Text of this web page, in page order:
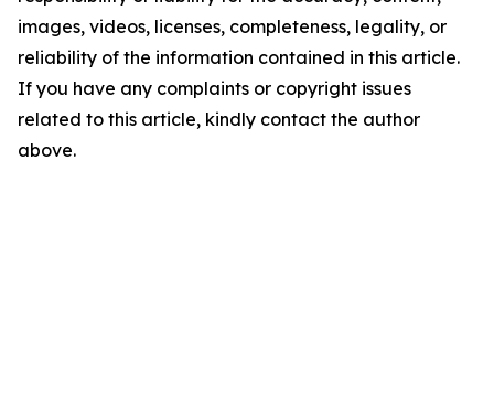
images, videos, licenses, completeness, legality, or
reliability of the information contained in this article.
If you have any complaints or copyright issues
related to this article, kindly contact the author
above.